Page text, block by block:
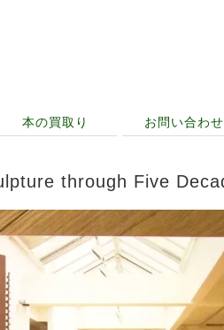
本の買取り お問い合わせ
through Five